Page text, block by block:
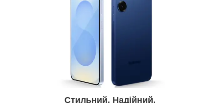
Стильний. Надійний.